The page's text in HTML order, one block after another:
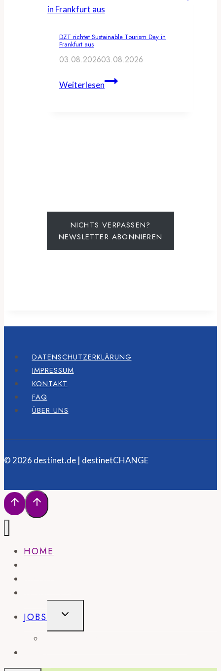
veranstalten
Creator
DZT richtet Sustainable Tourism Day in
Frankfurt aus
03.08.202603.08.2026
WeiterlesenDZT
NICHTS VERPASSEN?
NEWSLETTER ABONNIEREN
DATENSCHUTZERKLÄRUNG
IMPRESSUM
KONTAKT
FAQ
ÜBER UNS
© 2026 destinet.de | destinetCHANGE
HOME
JOBS
UNTERMENÜ